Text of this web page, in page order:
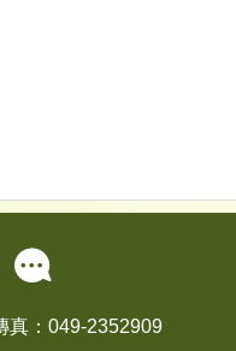
真：049-2352909